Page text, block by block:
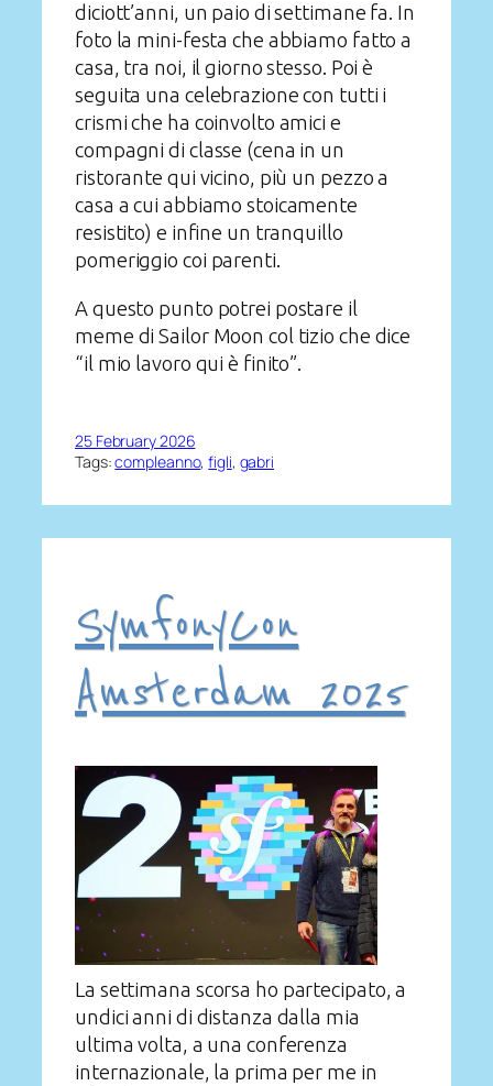
diciott’anni, un paio di settimane fa. In
foto la mini-festa che abbiamo fatto a
casa, tra noi, il giorno stesso. Poi è
seguita una celebrazione con tutti i
crismi che ha coinvolto amici e
compagni di classe (cena in un
ristorante qui vicino, più un pezzo a
casa a cui abbiamo stoicamente
resistito) e infine un tranquillo
pomeriggio coi parenti.
A questo punto potrei postare il
meme di Sailor Moon col tizio che dice
“il mio lavoro qui è finito”.
25 February 2026
Tags:compleanno, figli, gabri
SymfonyCon
Amsterdam 2025
La settimana scorsa ho partecipato, a
undici anni di distanza dalla mia
ultima volta, a una conferenza
internazionale, la prima per me in